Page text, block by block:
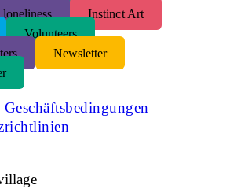
Instinct Art
Volunteers
Newsletter